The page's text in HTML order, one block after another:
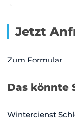
Jetzt
Zum Formular
Das könnte
Winterdienst